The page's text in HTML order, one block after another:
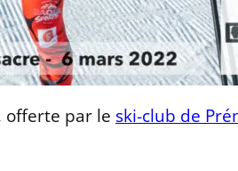
offerte par le ski-club de